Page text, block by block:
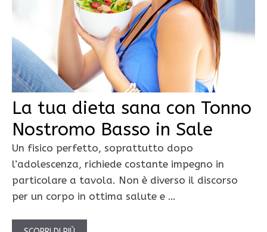
La tua dieta sana con Tonno
Nostromo Basso in Sale
Un fisico perfetto, soprattutto dopo
l’adolescenza, richiede costante impegno in
particolare a tavola. Non è diverso il discorso
per un corpo in ottima salute e …